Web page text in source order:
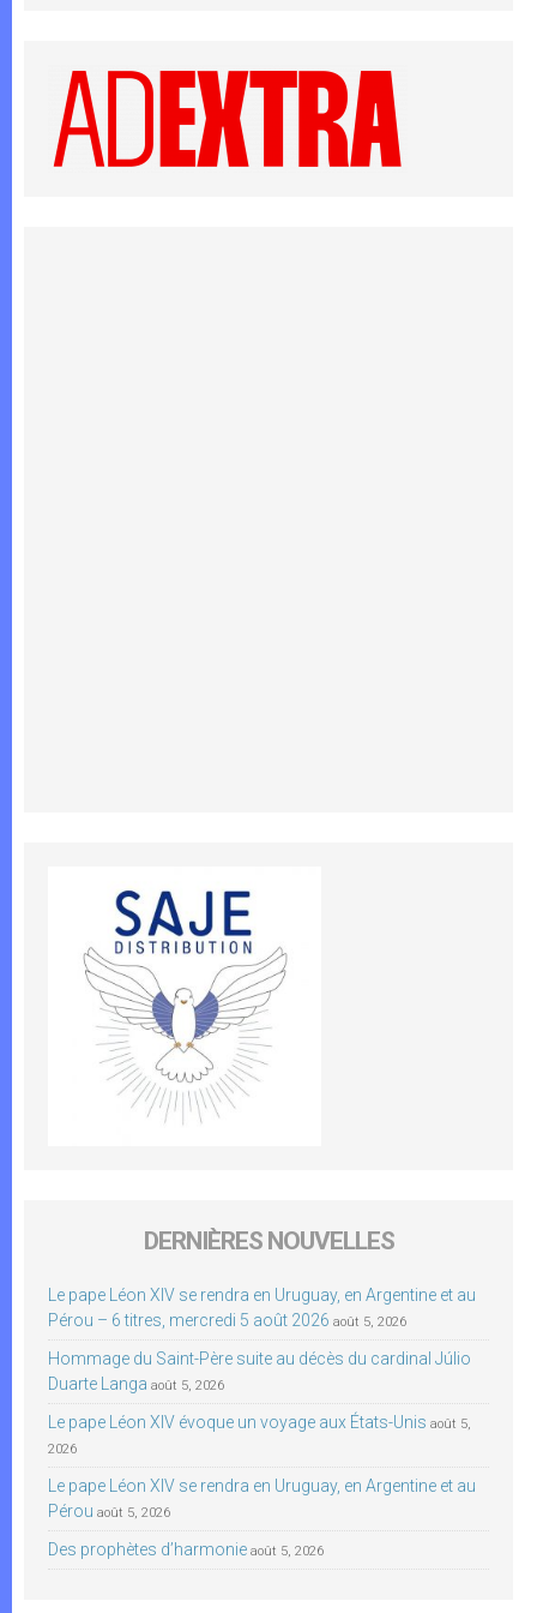
DERNIÈRES NOUVELLES
Le pape Léon XIV se rendra en Uruguay, en Argentine et au
Pérou – 6 titres, mercredi 5 août 2026 août 5, 2026
Hommage du Saint-Père suite au décès du cardinal Júlio
Duarte Langa août 5, 2026
Le pape Léon XIV évoque un voyage aux États-Unis août 5,
2026
Le pape Léon XIV se rendra en Uruguay, en Argentine et au
Pérou août 5, 2026
Des prophètes d’harmonie août 5, 2026